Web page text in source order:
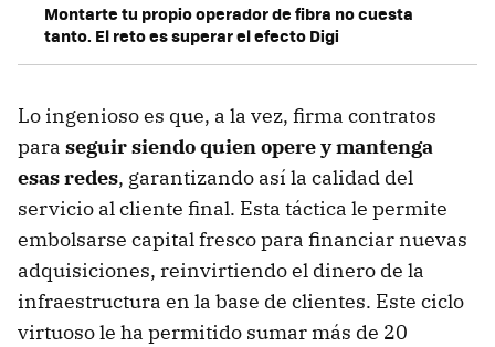
Montarte tu propio operador de fibra no cuesta
tanto. El reto es superar el efecto Digi
Lo ingenioso es que, a la vez, firma contratos
para seguir siendo quien opere y mantenga
esas redes, garantizando así la calidad del
servicio al cliente final. Esta táctica le permite
embolsarse capital fresco para financiar nuevas
adquisiciones, reinvirtiendo el dinero de la
infraestructura en la base de clientes. Este ciclo
virtuoso le ha permitido sumar más de 20